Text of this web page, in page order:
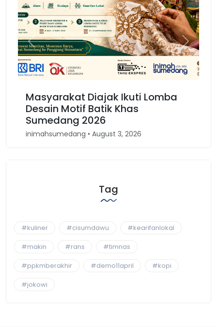
Masyarakat Diajak Ikuti Lomba
Desain Motif Batik Khas
Sumedang 2026
inimahsumedang • August 3, 2026
Previous Next
Tag
#kuliner #cisumdawu #kearifanlokal
#makin #rans #timnas
#ppkmberakhir #demo11april #kopi
#jokowi